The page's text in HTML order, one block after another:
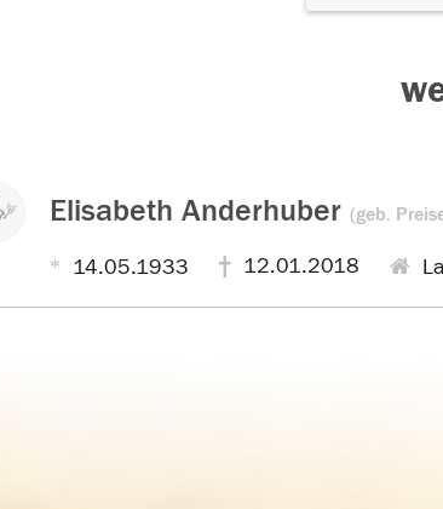
Elisabeth Anderhuber (geb.
14.05.1933 12.01.2018